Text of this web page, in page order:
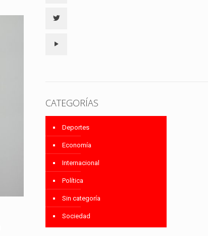
CATEGORÍAS
Deportes
Economía
Internacional
Política
Sin categoría
Sociedad